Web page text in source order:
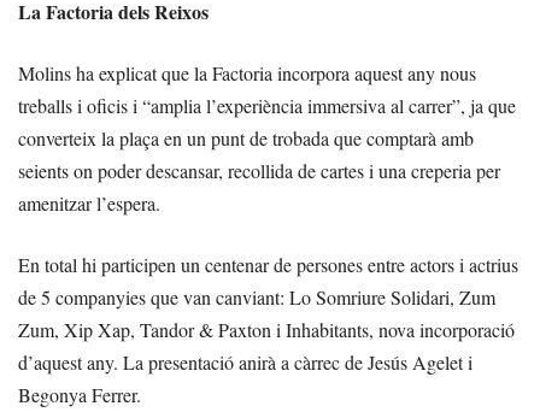
La Factoria dels Reixos
Molins ha explicat que la Factoria incorpora aquest any nous
treballs i oficis i “amplia l’experiència immersiva al carrer”, ja que
converteix la plaça en un punt de trobada que comptarà amb
seients on poder descansar, recollida de cartes i una creperia per
amenitzar l’espera.
En total hi participen un centenar de persones entre actors i actrius
de 5 companyies que van canviant: Lo Somriure Solidari, Zum
Zum, Xip Xap, Tandor & Paxton i Inhabitants, nova incorporació
d’aquest any. La presentació anirà a càrrec de Jesús Agelet i
Begonya Ferrer.